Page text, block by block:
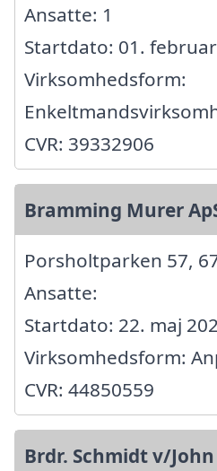
Ansatte: 1
Startdato: 01.
Virksomhedsform:
CVR: 39332906
Bramming Murer
Porsholtparken 57,
Ansatte:
Startdato: 22. maj
Virksomhedsform:
CVR: 44850559
Brdr. Schmidt v/